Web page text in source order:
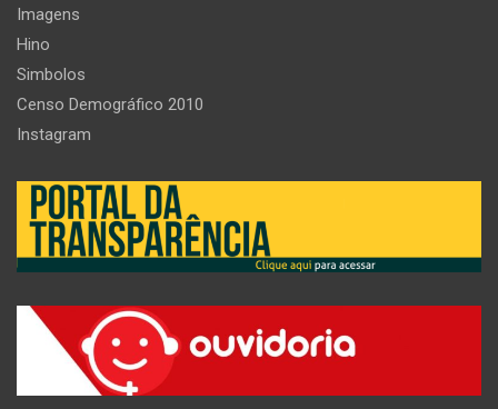
Imagens
Hino
Simbolos
Censo Demográfico 2010
Instagram